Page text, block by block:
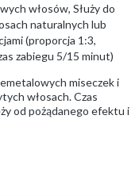
włosów, Służy do
naturalnych lub
(proporcja 1:3,
zabiegu 5/15 minut)
miseczek i
włosach. Czas
od pożądanego efektu i